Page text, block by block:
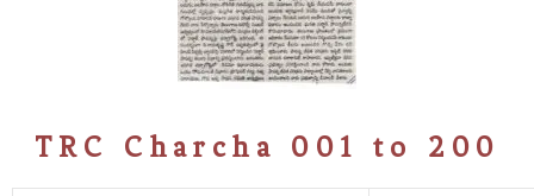
TRC Charcha 001 to 200